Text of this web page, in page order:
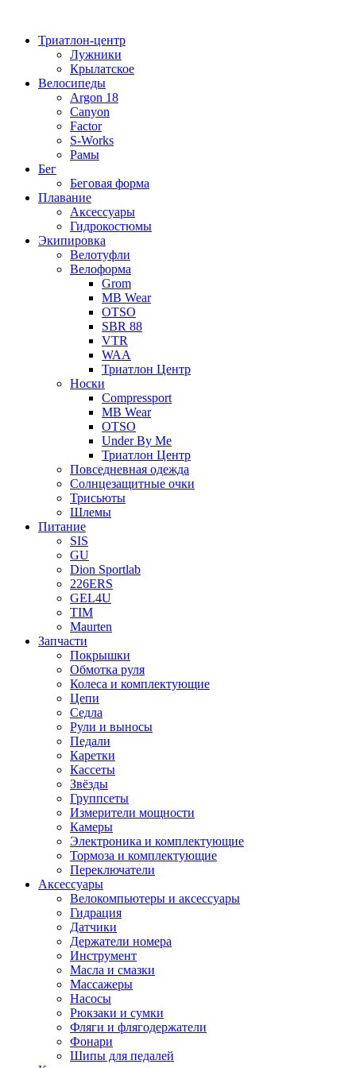
содержимому
Триатлон-центр
Лужники
Крылатское
Велосипеды
Argon 18
Canyon
Factor
S-Works
Рамы
Бег
Беговая форма
Плавание
Аксессуары
Гидрокостюмы
Экипировка
Велотуфли
Велоформа
Grom
MB Wear
OTSO
SBR 88
VTR
WAA
Триатлон Центр
Носки
Compressport
MB Wear
OTSO
Under By Me
Триатлон Центр
Повседневная одежда
Солнцезащитные очки
Трисьюты
Шлемы
Питание
SIS
GU
Dion Sportlab
226ERS
GEL4U
TIM
Maurten
Запчасти
Покрышки
Обмотка руля
Колеса и комплектующие
Цепи
Седла
Рули и выносы
Педали
Каретки
Кассеты
Звёзды
Группсеты
Измерители мощности
Камеры
Электроника и комплектующие
Тормоза и комплектующие
Переключатели
Аксессуары
Велокомпьютеры и аксессуары
Гидрация
Датчики
Держатели номера
Инструмент
Масла и смазки
Массажеры
Насосы
Рюкзаки и сумки
Фляги и флягодержатели
Фонари
Шипы для педалей